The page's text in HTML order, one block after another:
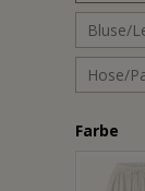
Bluse/
Hose/
Farbe